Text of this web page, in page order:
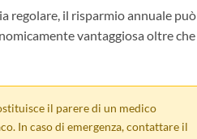
regolare, il risparmio annuale può
vantaggiosa oltre che
il parere di un medico
In caso di emergenza, contattare il